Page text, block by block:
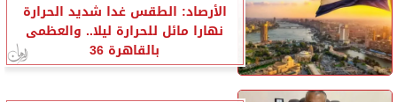
الأرصاد: الطقس غدا شديد الحرارة
نهارا مائل للحرارة ليلا.. والعظمى
بالقاهرة 36